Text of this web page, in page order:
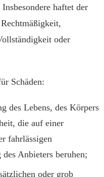
haftet der
oder
Schäden:
des Lebens, des Körpers
die auf einer
fahrlässigen
Anbieters beruhen;
oder grob